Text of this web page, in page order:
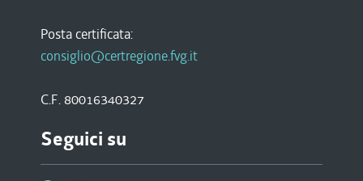
Posta certificata:
consiglio@certregione.fvg.it
C.F. 80016340327
Seguici su